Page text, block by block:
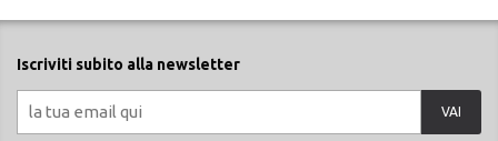
Iscriviti subito alla newsletter
VAI